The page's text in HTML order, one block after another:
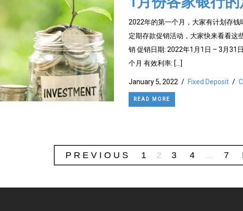
2022年的第一个月，大家有计划存
定期存款促销活动，大家快来看看这
销 促销日期: 2022年1月1日 – 3月31
个月 有效利率: […]
January 5, 2022 / Fixed Deposit /
READ MORE
PREVIOUS 1 2 3 4 … 7